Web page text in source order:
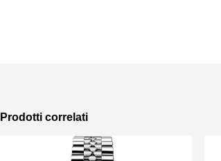
Prodotti correlati